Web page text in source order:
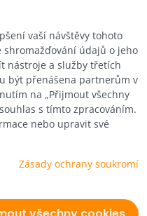
ochrany soukromí
vaší návštěvy tohoto
shromažďování údajů o jeho
nástroje a služby třetích
být přenášena partnerům v
na „Přijmout všechny
s tímto zpracováním.
nebo upravit své
Zásady ochrany soukromí